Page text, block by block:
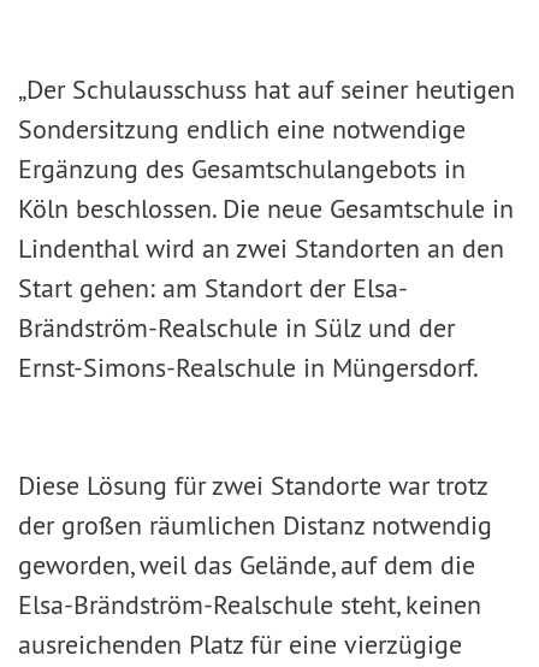
„Der Schulausschuss hat auf seiner heutigen
Sondersitzung endlich eine notwendige
Ergänzung des Gesamtschulangebots in
Köln beschlossen. Die neue Gesamtschule in
Lindenthal wird an zwei Standorten an den
Start gehen: am Standort der Elsa-
Brändström-Realschule in Sülz und der
Ernst-Simons-Realschule in Müngersdorf.
Diese Lösung für zwei Standorte war trotz
der großen räumlichen Distanz notwendig
geworden, weil das Gelände, auf dem die
Elsa-Brändström-Realschule steht, keinen
ausreichenden Platz für eine vierzügige